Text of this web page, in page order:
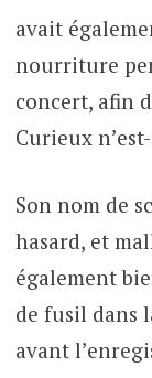
avait
nourriture
concert, afin
Curieux
Son nom de
hasard, et
également
de fusil dans
avant